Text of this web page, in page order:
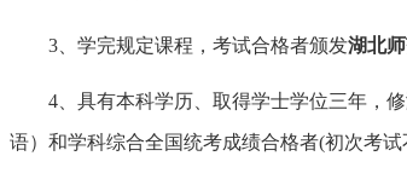
3、学完规定课程，考试合格者颁发湖北
4、具有本科学历、取得学士学位三年，
语）和学科综合全国统考成绩合格者(初次考